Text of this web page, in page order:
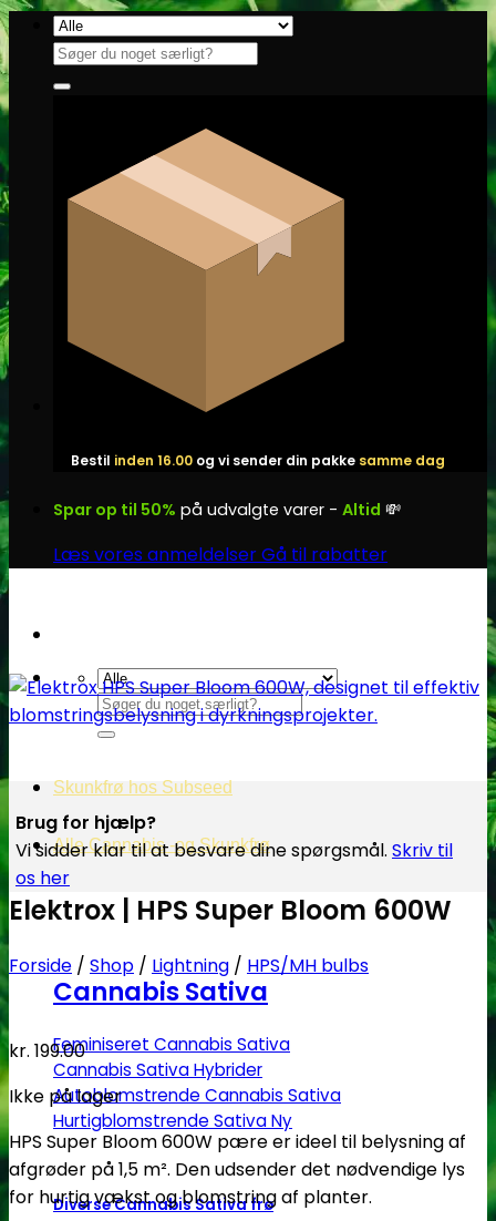
Fortsæt
indhold
Søg
efter:
Bestil inden 16.00 og vi sender din pakke samme dag
Spar op til 50% på udvalgte varer - Altid 💸
Læs vores anmeldelserGå til rabatter
Søg
efter:
Skunkfrø hos Subseed
Alle Cannabis -og Skunkfrø
Cannabis Sativa
Feminiseret Cannabis Sativa
Cannabis Sativa Hybrider
Autoblomstrende Cannabis Sativa
Hurtigblomstrende Sativa
Diverse Cannabis Sativa frø
Brug for hjælp?
Vi sidder klar til at besvare dine spørgsmål. Skriv til
os her
Elektrox | HPS Super Bloom 600W
Forside / Shop / Lightning / HPS/MH bulbs
kr. 199.00
Ikke på lager
HPS Super Bloom 600W pære er ideel til belysning af
afgrøder på 1,5 m². Den udsender det nødvendige lys
for hurtig vækst og blomstring af planter.